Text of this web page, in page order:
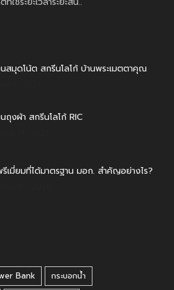
สมุดโน้ต สกรีนโลโก้ บ้านพระเมตตาคุณ
ถุงผ้า สกรีนโลโก้ RIC
เมี่ยมที่ได้มาตรฐาน มอก. สำคัญอย่างไร?
Bank
กระบอกน้ำ